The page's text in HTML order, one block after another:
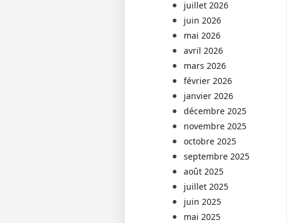
juillet 2026
juin 2026
mai 2026
avril 2026
mars 2026
février 2026
janvier 2026
décembre 2025
novembre 2025
octobre 2025
septembre 2025
août 2025
juillet 2025
juin 2025
mai 2025